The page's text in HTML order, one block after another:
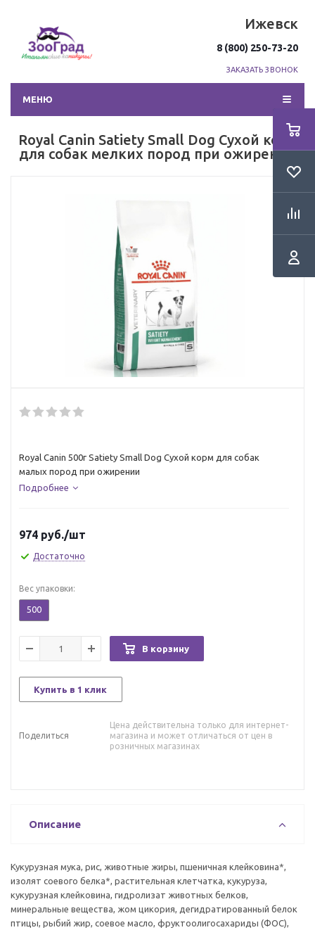
Ижевск
8 (800) 250-73-20
ЗАКАЗАТЬ ЗВОНОК
МЕНЮ
Royal Canin Satiety Small Dog Сухой корм
для собак мелких пород при ожирении
Royal Canin 500г Satiety Small Dog Сухой корм для собак
малых пород при ожирении
Подробнее
974 руб./шт
Достаточно
Вес упаковки:
500
В корзину
Купить в 1 клик
Поделиться
Цена действительна только для интернет-
магазина и может отличаться от цен в
розничных магазинах
Описание
Кукурузная мука, рис, животные жиры, пшеничная клейковина*,
изолят соевого белка*, растительная клетчатка, кукуруза,
кукурузная клейковина, гидролизат животных белков,
минеральные вещества, жом цикория, дегидратированный белок
птицы, рыбий жир, соевое масло, фруктоолигосахариды (ФОС),